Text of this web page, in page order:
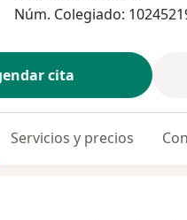
Núm. Colegiado:
cita
Servicios y precios